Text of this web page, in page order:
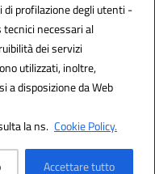
profilazione degli utenti -
necessari al
dei servizi
utilizzati, inoltre,
disposizione da Web
la ns. Cookie Policy.
Accettare tutto
(IPA): istsc_nais04100b
Solution S.r.l.
Italia